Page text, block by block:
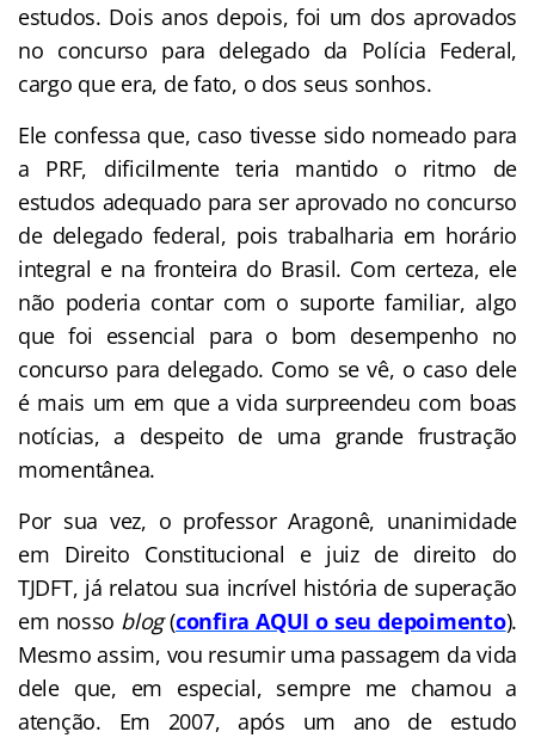
estudos. Dois anos depois, foi um dos aprovados
no concurso para delegado da Polícia Federal,
cargo que era, de fato, o dos seus sonhos.
Ele confessa que, caso tivesse sido nomeado para
a PRF, dificilmente teria mantido o ritmo de
estudos adequado para ser aprovado no concurso
de delegado federal, pois trabalharia em horário
integral e na fronteira do Brasil. Com certeza, ele
não poderia contar com o suporte familiar, algo
que foi essencial para o bom desempenho no
concurso para delegado. Como se vê, o caso dele
é mais um em que a vida surpreendeu com boas
notícias, a despeito de uma grande frustração
momentânea.
Por sua vez, o professor Aragonê, unanimidade
em Direito Constitucional e juiz de direito do
TJDFT, já relatou sua incrível história de superação
em nosso blog(confira AQUI o seu depoimento).
Mesmo assim, vou resumir uma passagem da vida
dele que, em especial, sempre me chamou a
atenção. Em 2007, após um ano de estudo